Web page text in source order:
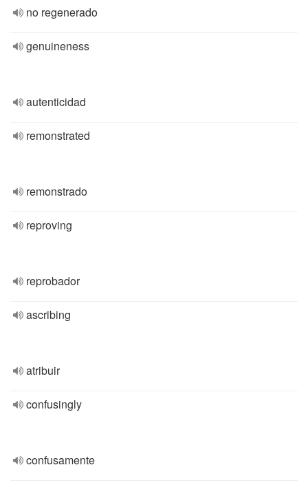
no regenerado
genuineness
autenticidad
remonstrated
remonstrado
reproving
reprobador
ascribing
atribuir
confusingly
confusamente